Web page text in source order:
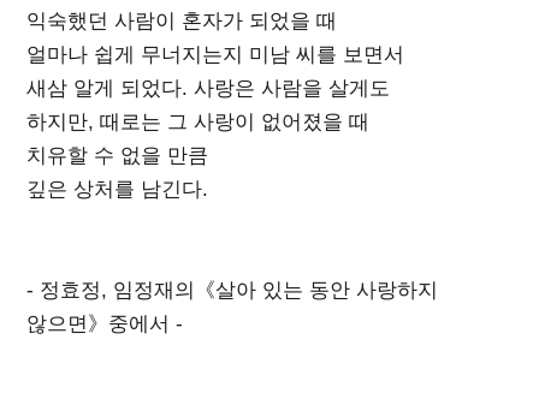
익숙했던 사람이 혼자가 되었을 때
얼마나 쉽게 무너지는지 미남 씨를 보면서
새삼 알게 되었다. 사랑은 사람을 살게도
하지만, 때로는 그 사랑이 없어졌을 때
치유할 수 없을 만큼
깊은 상처를 남긴다.
- 정효정, 임정재의《살아 있는 동안 사랑하지
않으면》중에서 -